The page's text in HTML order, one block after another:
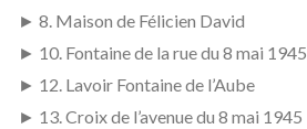
► 8. Maison de Félicien David
► 10. Fontaine de la rue du 8 mai 1945
► 12. Lavoir Fontaine de l’Aube
► 13. Croix de l’avenue du 8 mai 1945